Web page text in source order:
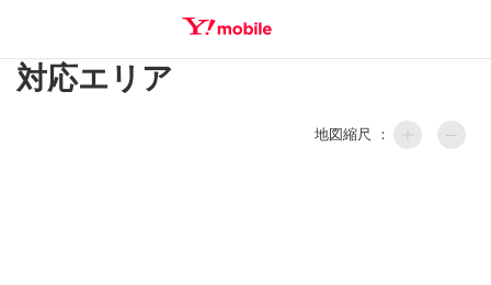
対応エリア